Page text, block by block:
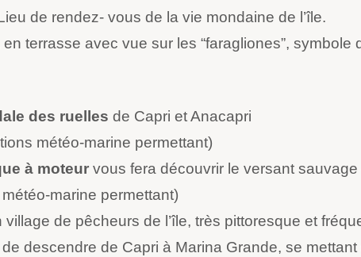
de rendez- vous de la vie mondaine de l’île.
en terrasse avec vue sur les “faragliones”, symbole
des ruelles de Capri et Anacapri
météo-marine permettant)
à moteur vous fera découvrir le versant
marine permettant)
village de pêcheurs de l’île, très pittoresque et
descendre de Capri à Marina Grande, se